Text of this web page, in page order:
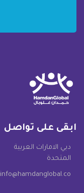
ابقى على تواصل
دبي الامارات العربية
المتحدة
info@hamdanglobal.co